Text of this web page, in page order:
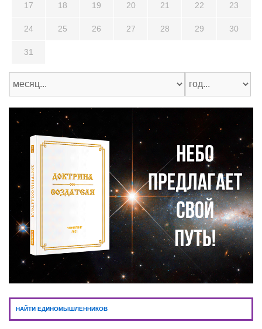
17 18 19 20 21 22 23
24 25 26 27 28 29 30
31
НАЙТИ ЕДИНОМЫШЛЕННИКОВ